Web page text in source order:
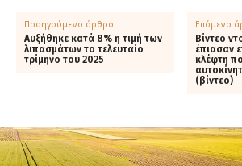
Προηγούμενο άρθρο
Αυξήθηκε κατά 8% η τιμή των
λιπασμάτων το τελευταίο
τρίμηνο του 2025
Επόμενο
Βίντεο
έπιασαν
κλέφτη
(βίντεο)